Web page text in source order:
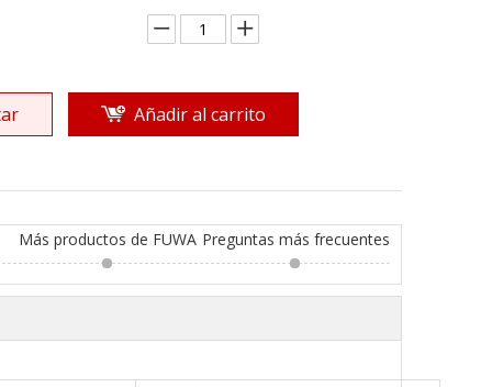
Añadir al carrito
Más productos de FUWA Preguntas más frecuentes